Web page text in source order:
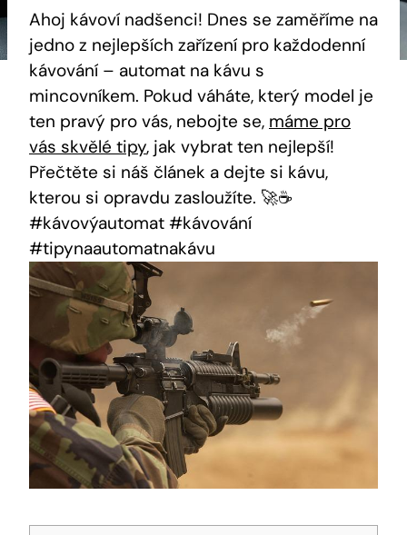
Ahoj kávoví nadšenci! Dnes se zaměříme na
jedno z nejlepších zařízení pro každodenní
kávování – automat na kávu s
mincovníkem. Pokud váháte, který model je
ten pravý pro vás, nebojte se, máme pro
vás skvělé tipy, jak vybrat ten nejlepší!
Přečtěte si náš článek a dejte si kávu,
kterou si opravdu zasloužíte. 🚀☕️
#kávovýautomat #kávování
#tipynaautomatnakávu